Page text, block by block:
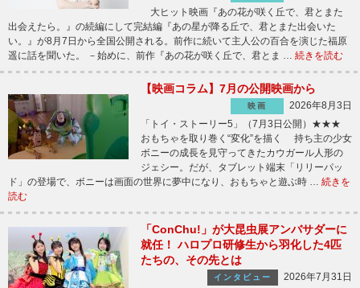
大ヒット映画『あの花が咲く丘で、君とまた
出会えたら。』の続編にして完結編『あの星が降る丘で、君とまた出会いた
い。』が8月7日から全国公開される。前作に続いて主人公の百合を演じた福原
遥に話を聞いた。 －始めに、前作『あの花が咲く丘で、君とま … 続きを読む
【映画コラム】7月の公開映画から
映画
2026年8月3日
「トイ・ストーリー5」（7月3日公開）★★★
おもちゃを取り巻く“変化”を描く 持ち主の少女
ボニーの成長を見守ってきたカウガール人形の
ジェシー。だが、タブレット端末「リリーパッ
ド」の登場で、ボニーは画面の世界に夢中になり、おもちゃと遊ぶ時 … 続きを
読む
「ConChu!」が大昆虫展アンバサダーに
就任！ ハロプロ研修生から羽化した4匹
たちの、その先とは
インタビュー
2026年7月31日